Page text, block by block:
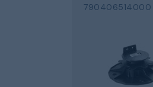
790406514000